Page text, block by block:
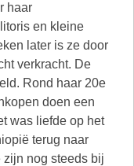
haar
en kleine
later is ze door
verkracht. De
Rond haar 20e
doen een
was liefde op het
terug naar
zijn nog steeds bij